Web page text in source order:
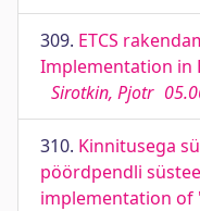
309. ETCS
Implementation in
Sirotkin, Pjotr
310. Kinnitusega
pöördpendli
implementation of